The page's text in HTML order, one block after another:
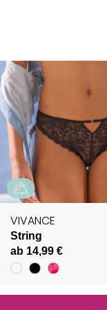
VIVANCE
String
ab 14,99 €